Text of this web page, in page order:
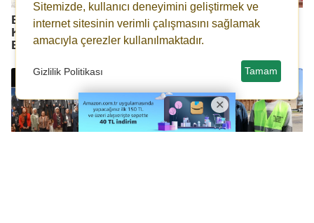
Bakır Hırsızları Resmi
Kurumu Elektriksiz
Bıraktı
Vali Akkoyun'un 30
Ağustos Zafer Bayramı
Mesajı
Sitemizde, kullanıcı deneyimini geliştirmek ve
internet sitesinin verimli çalışmasını sağlamak
amacıyla çerezler kullanılmaktadır.
Gizlilik Politikası Tamam